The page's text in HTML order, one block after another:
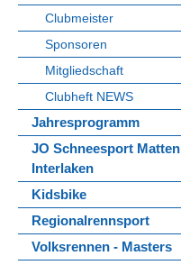
Clubmeister
Sponsoren
Mitgliedschaft
Clubheft NEWS
Jahresprogramm
JO Schneesport Matten
Interlaken
Kidsbike
Regionalrennsport
Volksrennen - Masters